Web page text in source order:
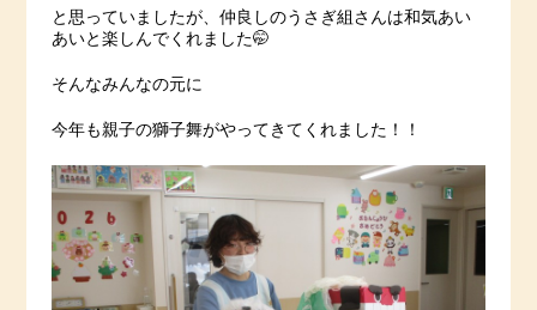
と思っていましたが、仲良しのうさぎ組さんは和気あい
あいと楽しんでくれました🤭
そんなみんなの元に
今年も親子の獅子舞がやってきてくれました！！